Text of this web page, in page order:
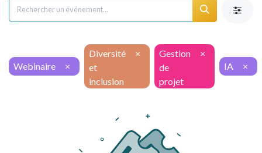
Webinaire ×
Diversité
et
inclusion
×
Gestion
de
projet
×
IA
×